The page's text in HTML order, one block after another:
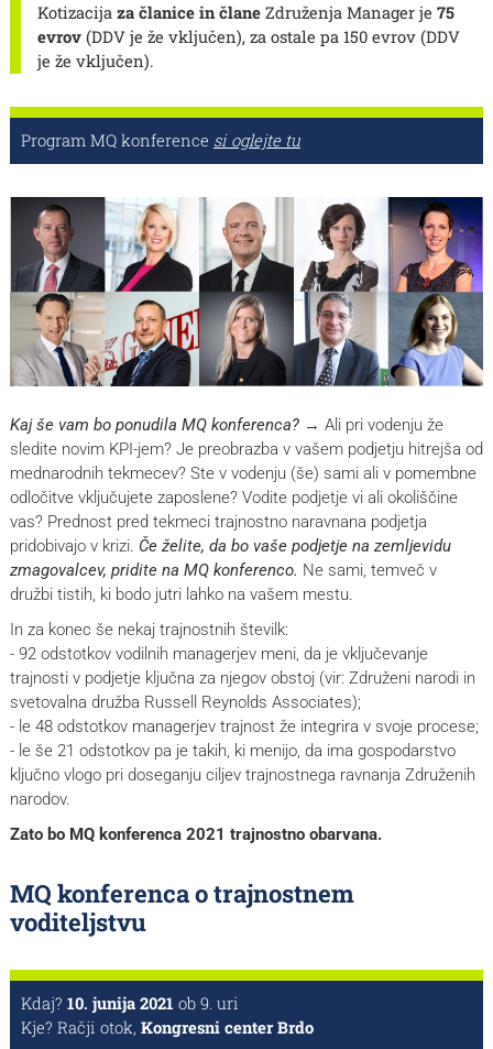
MQ konferenca o trajnostnem
voditeljstvu
Kdaj? 10. junija 2021 ob 9. uri
Kje? Račji otok, Kongresni center Brdo
Kotizacija za članice in članeZdruženja Manager je 75
evrov(DDV je že vključen), za ostale pa 150 evrov (DDV
je že vključen).
Program MQ konference si oglejte tu
Kaj še vam bo ponudila MQ konferenca?→ Ali pri vodenju že
sledite novim KPI-jem? Je preobrazba v vašem podjetju hitrejša od
mednarodnih tekmecev? Ste v vodenju (še) sami ali v pomembne
odločitve vključujete zaposlene? Vodite podjetje vi ali okoliščine
vas? Prednost pred tekmeci trajnostno naravnana podjetja
pridobivajo v krizi. Če želite, da bo vaše podjetje na zemljevidu
zmagovalcev, pridite na MQ konferenco. Ne sami, temveč v
družbi tistih, ki bodo jutri lahko na vašem mestu.
In za konec še nekaj trajnostnih številk:
- 92 odstotkov vodilnih managerjev meni, da je vključevanje
trajnosti v podjetje ključna za njegov obstoj (vir: Združeni narodi in
svetovalna družba Russell Reynolds Associates);
- le 48 odstotkov managerjev trajnost že integrira v svoje procese;
- le še 21 odstotkov pa je takih, ki menijo, da ima gospodarstvo
ključno vlogo pri doseganju ciljev trajnostnega ravnanja Združenih
narodov.
Zato bo MQ konferenca 2021 trajnostno obarvana.